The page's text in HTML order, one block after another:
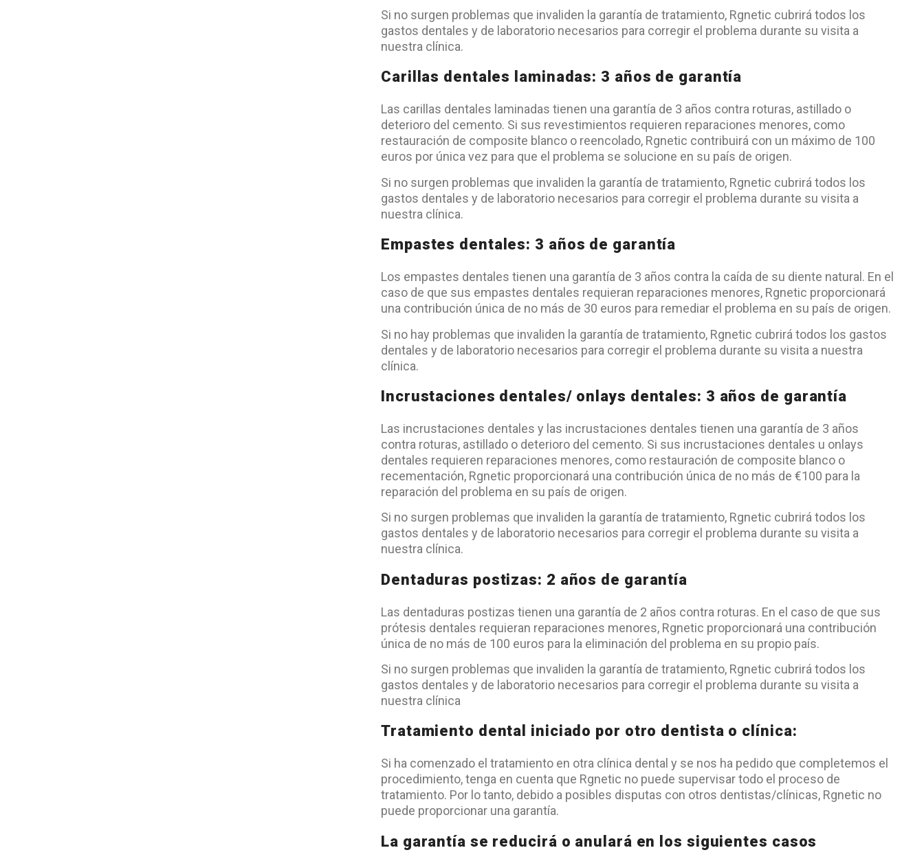
Si no surgen problemas que invaliden la garantía de tratamiento, Rgnetic cubrirá todos los
gastos dentales y de laboratorio necesarios para corregir el problema durante su visita a
nuestra clínica.
Carillas dentales laminadas: 3 años de garantía
Las carillas dentales laminadas tienen una garantía de 3 años contra roturas, astillado o
deterioro del cemento. Si sus revestimientos requieren reparaciones menores, como
restauración de composite blanco o reencolado, Rgnetic contribuirá con un máximo de 100
euros por única vez para que el problema se solucione en su país de origen.
Si no surgen problemas que invaliden la garantía de tratamiento, Rgnetic cubrirá todos los
gastos dentales y de laboratorio necesarios para corregir el problema durante su visita a
nuestra clínica.
Empastes dentales: 3 años de garantía
Los empastes dentales tienen una garantía de 3 años contra la caída de su diente natural. En el
caso de que sus empastes dentales requieran reparaciones menores, Rgnetic proporcionará
una contribución única de no más de 30 euros para remediar el problema en su país de origen.
Si no hay problemas que invaliden la garantía de tratamiento, Rgnetic cubrirá todos los gastos
dentales y de laboratorio necesarios para corregir el problema durante su visita a nuestra
clínica.
Incrustaciones dentales/ onlays dentales: 3 años de garantía
Las incrustaciones dentales y las incrustaciones dentales tienen una garantía de 3 años
contra roturas, astillado o deterioro del cemento. Si sus incrustaciones dentales u onlays
dentales requieren reparaciones menores, como restauración de composite blanco o
recementación, Rgnetic proporcionará una contribución única de no más de €100 para la
reparación del problema en su país de origen.
Si no surgen problemas que invaliden la garantía de tratamiento, Rgnetic cubrirá todos los
gastos dentales y de laboratorio necesarios para corregir el problema durante su visita a
nuestra clínica.
Dentaduras postizas: 2 años de garantía
Las dentaduras postizas tienen una garantía de 2 años contra roturas. En el caso de que sus
prótesis dentales requieran reparaciones menores, Rgnetic proporcionará una contribución
única de no más de 100 euros para la eliminación del problema en su propio país.
Si no surgen problemas que invaliden la garantía de tratamiento, Rgnetic cubrirá todos los
gastos dentales y de laboratorio necesarios para corregir el problema durante su visita a
nuestra clínica
Tratamiento dental iniciado por otro dentista o clínica:
Si ha comenzado el tratamiento en otra clínica dental y se nos ha pedido que completemos el
procedimiento, tenga en cuenta que Rgnetic no puede supervisar todo el proceso de
tratamiento. Por lo tanto, debido a posibles disputas con otros dentistas/clínicas, Rgnetic no
puede proporcionar una garantía.
La garantía se reducirá o anulará en los siguientes casos